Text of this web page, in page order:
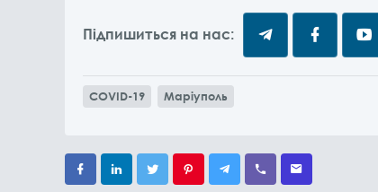
Підпишиться на нас:
COVID-19 Маріуполь